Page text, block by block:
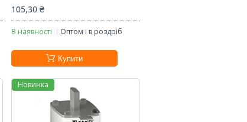
105,30 ₴
В наявності Оптом і в роздріб
Купити
Новинка